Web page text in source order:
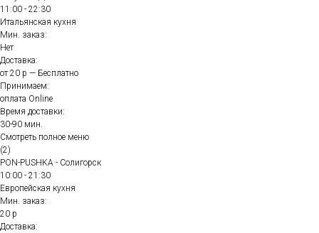
11:00 - 22:30
Итальянская кухня
Мин. заказ:
Нет
Доставка:
от 20 р — Бесплатно
Принимаем:
оплата Online
Время доставки:
30-90 мин.
Смотреть полное меню
(2)
PON-PUSHKA - Солигорск
10:00 - 21:30
Европейская кухня
Мин. заказ:
20 р
Доставка: